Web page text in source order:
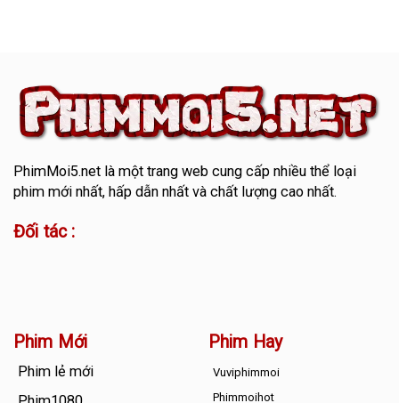
PhimMoi5.netlà một trang web cung cấp nhiều thể loại
phim mới nhất, hấp dẫn nhất và chất lượng cao nhất.
Đối tác :
Phim Mới
Phim lẻ mới
Phim Hay
Vuviphimmoi
Phimmoihot